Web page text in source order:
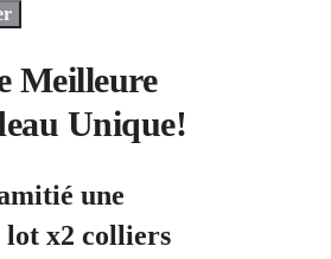
Meilleure
Unique!
une
lot x2 colliers